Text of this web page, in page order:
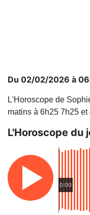
Du 02/02/2026 à
L'Horoscope de
matins à 6h25 7h25 et
L'Horoscope du
0:00